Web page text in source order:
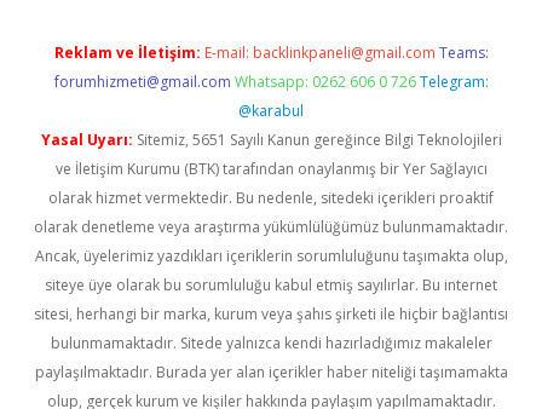
Reklam ve İletişim: E-mail: backlinkpaneli@gmail.com Teams:
forumhizmeti@gmail.com Whatsapp: 0262 606 0 726 Telegram:
@karabul
Yasal Uyarı: Sitemiz, 5651 Sayılı Kanun gereğince Bilgi Teknolojileri
ve İletişim Kurumu (BTK) tarafından onaylanmış bir Yer Sağlayıcı
olarak hizmet vermektedir. Bu nedenle, sitedeki içerikleri proaktif
olarak denetleme veya araştırma yükümlülüğümüz bulunmamaktadır.
Ancak, üyelerimiz yazdıkları içeriklerin sorumluluğunu taşımakta olup,
siteye üye olarak bu sorumluluğu kabul etmiş sayılırlar. Bu internet
sitesi, herhangi bir marka, kurum veya şahıs şirketi ile hiçbir bağlantısı
bulunmamaktadır. Sitede yalnızca kendi hazırladığımız makaleler
paylaşılmaktadır. Burada yer alan içerikler haber niteliği taşımamakta
olup, gerçek kurum ve kişiler hakkında paylaşım yapılmamaktadır.